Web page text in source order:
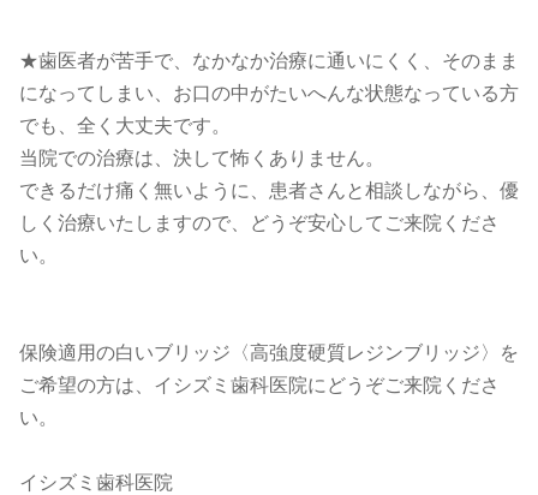
★歯医者が苦手で、なかなか治療に通いにくく、そのまま
になってしまい、お口の中がたいへんな状態なっている方
でも、全く大丈夫です。
当院での治療は、決して怖くありません。
できるだけ痛く無いように、患者さんと相談しながら、優
しく治療いたしますので、どうぞ安心してご来院くださ
い。
保険適用の白いブリッジ〈高強度硬質レジンブリッジ〉を
ご希望の方は、イシズミ歯科医院にどうぞご来院くださ
い。
イシズミ歯科医院